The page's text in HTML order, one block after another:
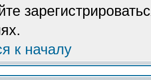
к началу